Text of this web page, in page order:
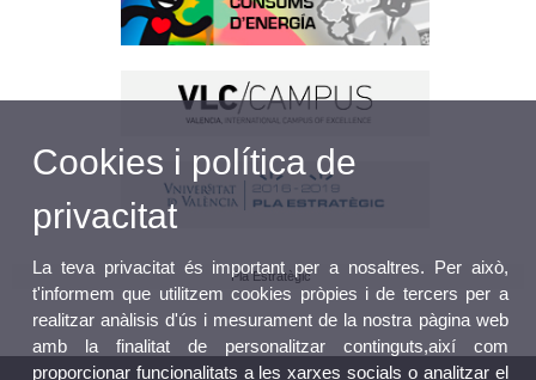
Pla Estratègic
Cookies i política de
privacitat
La teva privacitat és important per a nosaltres. Per això,
t'informem que utilitzem cookies pròpies i de tercers per a
realitzar anàlisis d'ús i mesurament de la nostra pàgina web
amb la finalitat de personalitzar continguts,així com
proporcionar funcionalitats a les xarxes socials o analitzar el